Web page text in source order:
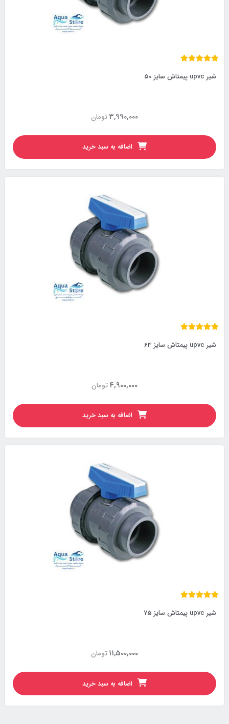
شیر upvc پیمتاش سایز 50
تومان3,990,000
اضافه به سبد خرید
شیر upvc پیمتاش سایز 63
تومان4,900,000
اضافه به سبد خرید
شیر upvc پیمتاش سایز 75
تومان11,500,000
اضافه به سبد خرید